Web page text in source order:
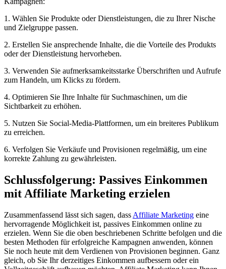
1. Wählen Sie Produkte oder Dienstleistungen, die zu Ihrer Nische
und Zielgruppe passen.
2. Erstellen Sie ansprechende Inhalte, die die Vorteile des Produkts
oder der Dienstleistung hervorheben.
3. Verwenden Sie aufmerksamkeitsstarke Überschriften und Aufrufe
zum Handeln, um Klicks zu fördern.
4. Optimieren Sie Ihre Inhalte für Suchmaschinen, um die
Sichtbarkeit zu erhöhen.
5. Nutzen Sie Social-Media-Plattformen, um ein breiteres Publikum
zu erreichen.
6. Verfolgen Sie Verkäufe und Provisionen regelmäßig, um eine
korrekte Zahlung zu gewährleisten.
Schlussfolgerung: Passives Einkommen
mit Affiliate Marketing erzielen
Zusammenfassend lässt sich sagen, dass Affiliate Marketing eine
hervorragende Möglichkeit ist, passives Einkommen online zu
erzielen. Wenn Sie die oben beschriebenen Schritte befolgen und die
besten Methoden für erfolgreiche Kampagnen anwenden, können
Sie noch heute mit dem Verdienen von Provisionen beginnen. Ganz
gleich, ob Sie Ihr derzeitiges Einkommen aufbessern oder ein